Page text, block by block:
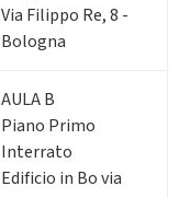
Via Filippo Re, 8 -
Bologna
AULA B
Piano Primo
Interrato
Edificio in Bo via